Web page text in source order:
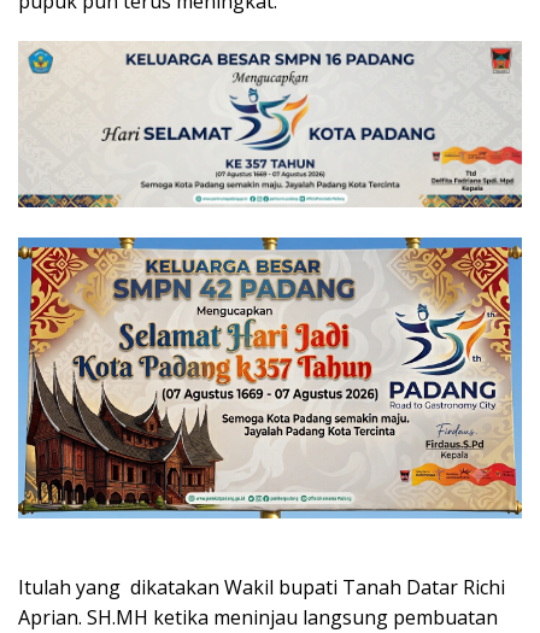
Itulah yang dikatakan Wakil bupati Tanah Datar Richi
Aprian. SH.MH ketika meninjau langsung pembuatan